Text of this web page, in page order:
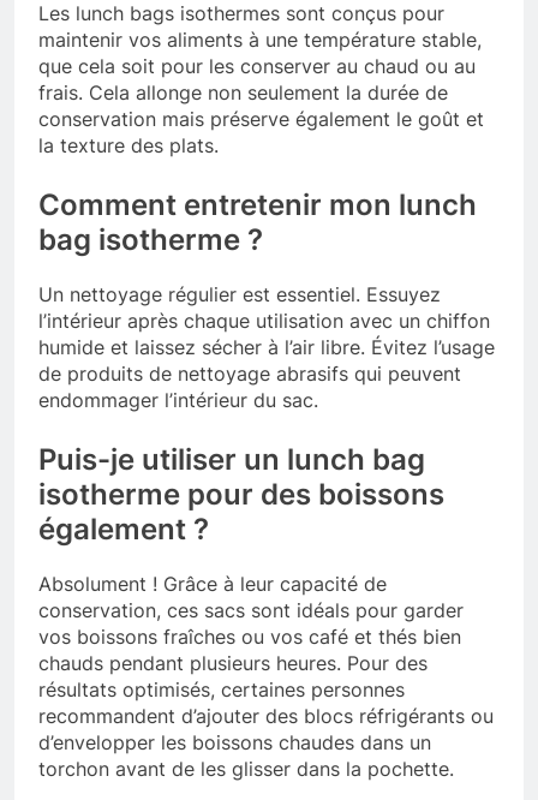
Les lunch bags isothermes sont conçus pour
maintenir vos aliments à une température stable,
que cela soit pour les conserver au chaud ou au
frais. Cela allonge non seulement la durée de
conservation mais préserve également le goût et
la texture des plats.
Comment entretenir mon lunch
bag isotherme ?
Un nettoyage régulier est essentiel. Essuyez
l’intérieur après chaque utilisation avec un chiffon
humide et laissez sécher à l’air libre. Évitez l’usage
de produits de nettoyage abrasifs qui peuvent
endommager l’intérieur du sac.
Puis-je utiliser un lunch bag
isotherme pour des boissons
également ?
Absolument ! Grâce à leur capacité de
conservation, ces sacs sont idéals pour garder
vos boissons fraîches ou vos café et thés bien
chauds pendant plusieurs heures. Pour des
résultats optimisés, certaines personnes
recommandent d’ajouter des blocs réfrigérants ou
d’envelopper les boissons chaudes dans un
torchon avant de les glisser dans la pochette.